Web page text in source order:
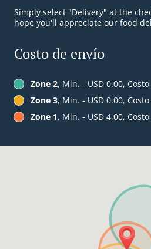
Simply select "Delivery" at the
hope you'll appreciate our food
Costo de envío
Zone 2, Min. - USD 0.00,
Zone 3, Min. - USD 0.00,
Zone 1, Min. - USD 4.00,